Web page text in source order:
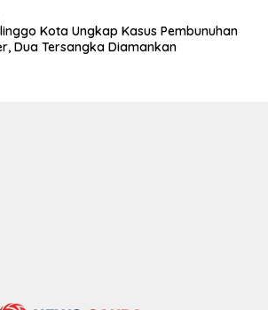
Kota Ungkap Kasus Pembunuhan
Dua Tersangka Diamankan